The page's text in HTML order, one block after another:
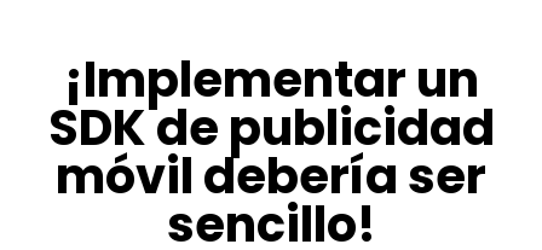
¡Implementar un
SDK de publicidad
móvil debería ser
sencillo!